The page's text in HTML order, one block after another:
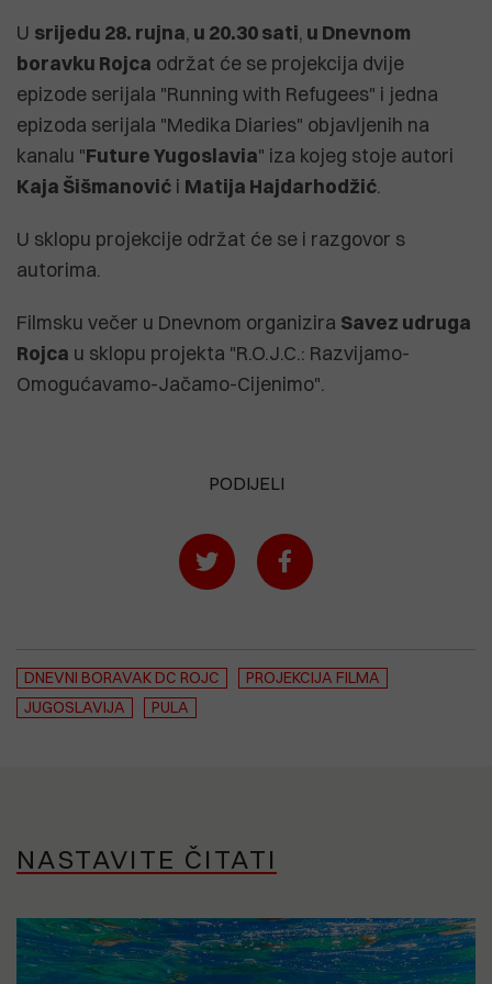
U srijedu 28. rujna, u 20.30 sati, u Dnevnom
boravku Rojca održat će se projekcija dvije
epizode serijala "Running with Refugees" i jedna
epizoda serijala "Medika Diaries" objavljenih na
kanalu "Future Yugoslavia" iza kojeg stoje autori
Kaja Šišmanović i Matija Hajdarhodžić.
U sklopu projekcije održat će se i razgovor s
autorima.
Filmsku večer u Dnevnom organizira Savez udruga
Rojca u sklopu projekta "R.O.J.C.: Razvijamo-
Omogućavamo-Jačamo-Cijenimo".
PODIJELI
DNEVNI BORAVAK DC ROJC
PROJEKCIJA FILMA
JUGOSLAVIJA
PULA
NASTAVITE ČITATI